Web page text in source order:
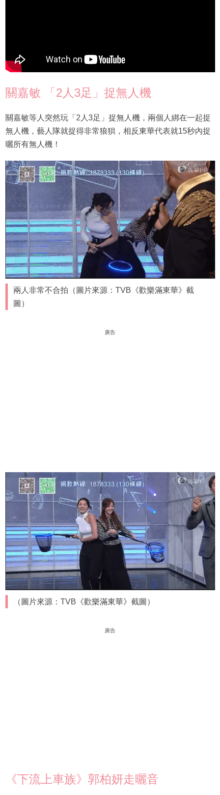
關嘉敏 「2人3足」捉無人機
關嘉敏等人突然玩「2人3足」捉無人機，兩個人綁在一起捉
無人機，藝人隊就捉得非常狼狽，相反東華代表就15秒內捉
曬所有無人機！
兩人非常不合拍（圖片來源：TVB《歡樂滿東華》截
圖）
廣告
（圖片來源：TVB《歡樂滿東華》截圖）
廣告
《下流上車族》郭柏妍走曬音